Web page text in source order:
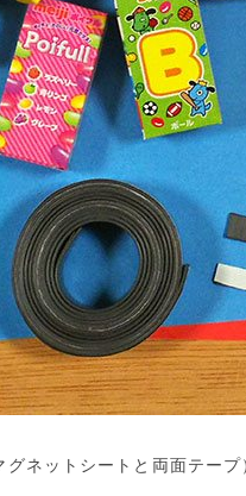
ネットシートと両面テープ